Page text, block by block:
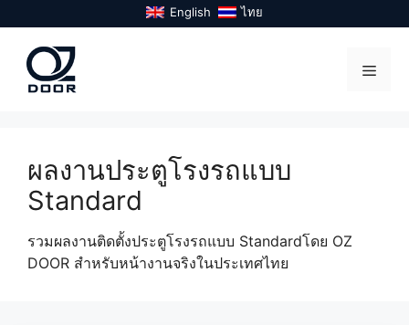
to
content
English ไทย
ผลงานประตูโรงรถแบบ
Standard
รวมผลงานติดตั้งประตูโรงรถแบบ Standardโดย OZ
DOOR สำหรับหน้างานจริงในประเทศไทย